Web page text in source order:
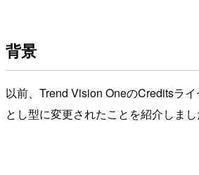
背景
以前、Trend Vision OneのCreditsラ
とし型に変更されたことを紹介しまし